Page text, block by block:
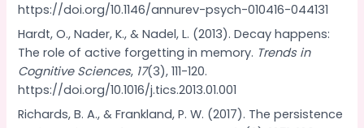
https://doi.org/10.1146/annurev-psych-010416-044131
Hardt, O., Nader, K., & Nadel, L. (2013). Decay happens:
The role of active forgetting in memory. Trends in
Cognitive Sciences, 17(3), 111-120.
https://doi.org/10.1016/j.tics.2013.01.001
Richards, B. A., & Frankland, P. W. (2017). The persistence